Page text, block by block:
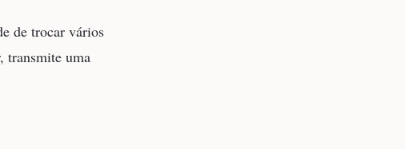
de trocar vários
transmite uma